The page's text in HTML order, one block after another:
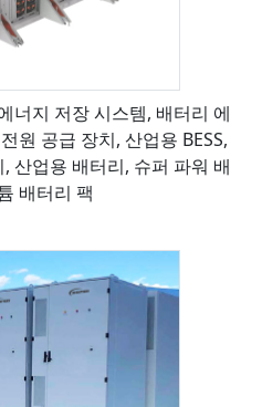
너지 저장 시스템, 배터리 에
원 공급 장치, 산업용 BESS,
산업용 배터리, 슈퍼 파워 배
배터리 팩